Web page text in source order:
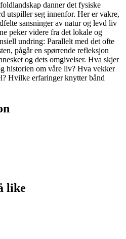
danner det fysiske
utspiller seg innenfor. Her er vakre,
sansninger av natur og levd liv
peker videre fra det lokale og
undring: Parallelt med det ofte
pågår en spørrende refleksjon
og dets omgivelser. Hva skjer
historien om våre liv? Hva vekker
Hvilke erfaringer knytter bånd
like